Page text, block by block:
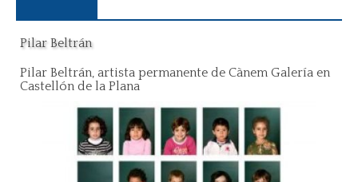
Pilar Beltrán
Pilar Beltrán, artista permanente de Cànem Galería en
Castellón de la Plana
Anterior